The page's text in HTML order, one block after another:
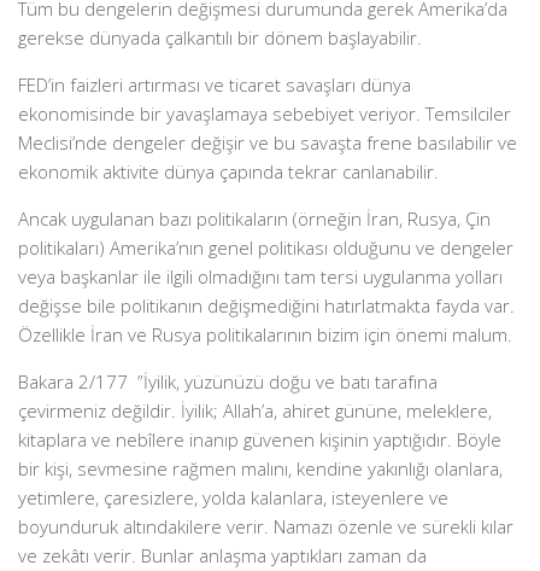
Tüm bu dengelerin değişmesi durumunda gerek Amerika’da
gerekse dünyada çalkantılı bir dönem başlayabilir.
FED’in faizleri artırması ve ticaret savaşları dünya
ekonomisinde bir yavaşlamaya sebebiyet veriyor. Temsilciler
Meclisi’nde dengeler değişir ve bu savaşta frene basılabilir ve
ekonomik aktivite dünya çapında tekrar canlanabilir.
Ancak uygulanan bazı politikaların (örneğin İran, Rusya, Çin
politikaları) Amerika’nın genel politikası olduğunu ve dengeler
veya başkanlar ile ilgili olmadığını tam tersi uygulanma yolları
değişse bile politikanın değişmediğini hatırlatmakta fayda var.
Özellikle İran ve Rusya politikalarının bizim için önemi malum.
Bakara 2/177 ”İyilik, yüzünüzü doğu ve batı tarafına
çevirmeniz değildir. İyilik; Allah’a, ahiret gününe, meleklere,
kitaplara ve nebîlere inanıp güvenen kişinin yaptığıdır. Böyle
bir kişi, sevmesine rağmen malını, kendine yakınlığı olanlara,
yetimlere, çaresizlere, yolda kalanlara, isteyenlere ve
boyunduruk altındakilere verir. Namazı özenle ve sürekli kılar
ve zekâtı verir. Bunlar anlaşma yaptıkları zaman da